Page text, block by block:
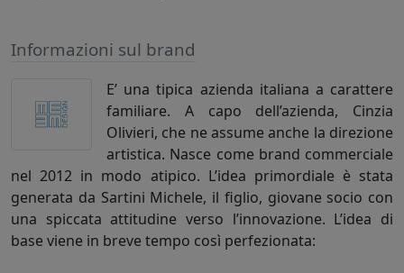
Informazioni sul brand
E’ una tipica azienda italiana a carattere
familiare. A capo dell’azienda, Cinzia
Olivieri, che ne assume anche la direzione
artistica. Nasce come brand commerciale
nel 2012 in modo atipico. L’idea primordiale è stata
generata da Sartini Michele, il figlio, giovane socio con
una spiccata attitudine verso l’innovazione. L’idea di
base viene in breve tempo così perfezionata: